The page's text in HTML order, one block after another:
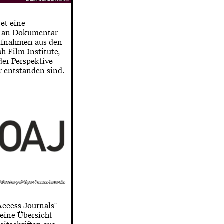
eine
Dokumentar-
aus den
Film Institute,
Perspektive
entstanden sind.
Directory of Open Access Journals
Directory of Open Access Journals
Journals"
Übersicht